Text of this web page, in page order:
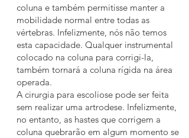
coluna e também permitisse manter a
mobilidade normal entre todas as
vértebras. Infelizmente, nós não temos
esta capacidade. Qualquer instrumental
colocado na coluna para corrigi-la,
também tornará a coluna rígida na área
operada.
A cirurgia para escoliose pode ser feita
sem realizar uma artrodese. Infelizmente,
no entanto, as hastes que corrigem a
coluna quebrarão em algum momento se